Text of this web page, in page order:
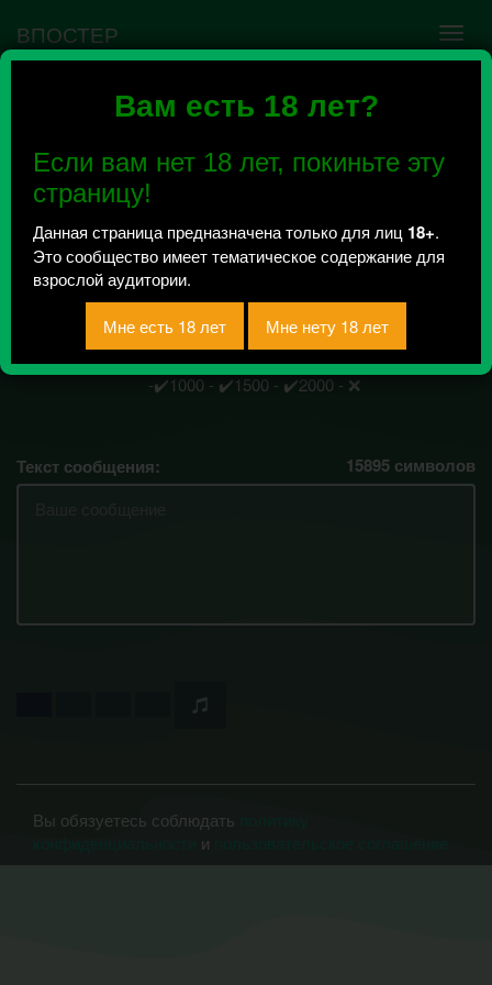
Вам есть 18 лет?
Если вам нет 18 лет, покиньте эту
страницу!
Данная страница предназначена только для лиц 18+.
Это сообщество имеет тематическое содержание для
взрослой аудитории.
ВПОСТЕР
Ошибка VK API #5
сообщества нужно авторизоваться на сервисе
повторно.
xxxMusicxxx
Всего 1, за сегодня 0 сообщений
отправлено / Рейтинг 0.5
Подписчики100 - ✔️250 - ✔️500 - ✔️750
-✔️1000 - ✔️1500 - ✔️2000 - ❌
Текст сообщения: 15895 символов
Вы обязуетесь соблюдать
и